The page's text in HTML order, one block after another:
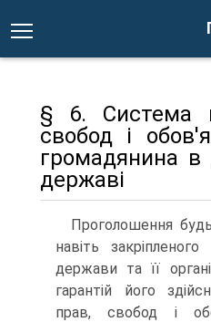
§ 6. Система
свобод і
громадянина в
державі
Проголошення
навіть
держави та її
гарантій його
прав, свобод і